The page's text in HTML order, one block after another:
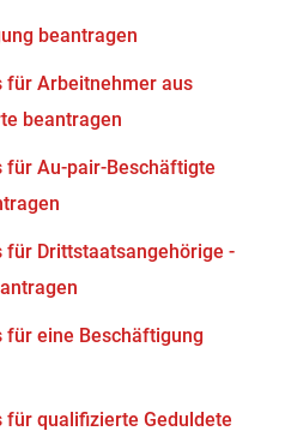
beantragen
Arbeitnehmer aus
beantragen
Au-pair-Beschäftigte
Drittstaatsangehörige -
eine Beschäftigung
qualifizierte Geduldete